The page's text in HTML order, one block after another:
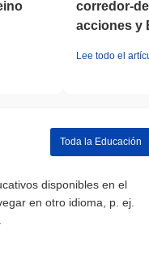
corredor-
acciones y
Lee todo el
Toda la Educación
disponibles en el
en otro idioma, p. ej.